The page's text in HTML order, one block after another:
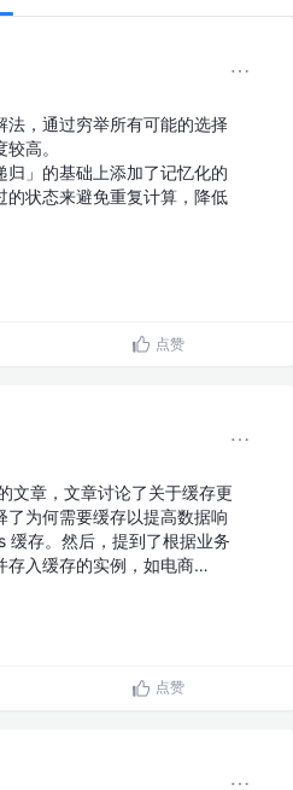
法，通过穷举所有可能的选择
高。
归」的基础上添加了记忆化的
的状态来避免重复计算，降低
点赞
文章，文章讨论了关于缓存更
了为何需要缓存以提高数据响
缓存。然后，提到了根据业务
存入缓存的实例，如电商…
点赞